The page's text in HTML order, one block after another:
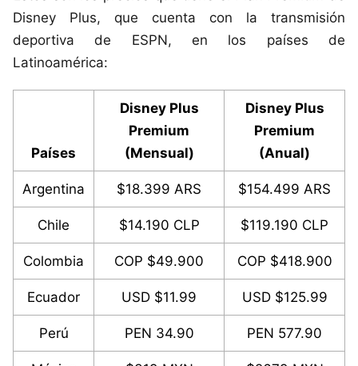
Disney Plus, que cuenta con la transmisión
deportiva de ESPN, en los países de
Latinoamérica:
Países
Disney Plus
Premium
(Mensual)
Disney Plus
Premium
(Anual)
Argentina $18.399 ARS $154.499 ARS
Chile $14.190 CLP $119.190 CLP
Colombia COP $49.900 COP $418.900
Ecuador USD $11.99 USD $125.99
Perú PEN 34.90 PEN 577.90